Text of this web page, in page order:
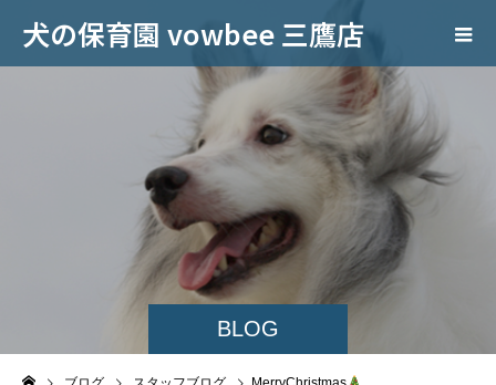
犬の保育園 vowbee 三鷹店
BLOG